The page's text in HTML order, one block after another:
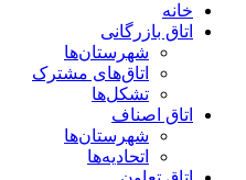
خانه
اتاق بازرگانی
شهرستان‌ها
اتاق‌های مشترک
تشکل‌ها
اتاق اصناف
شهرستان‌ها
اتحادیه‌ها